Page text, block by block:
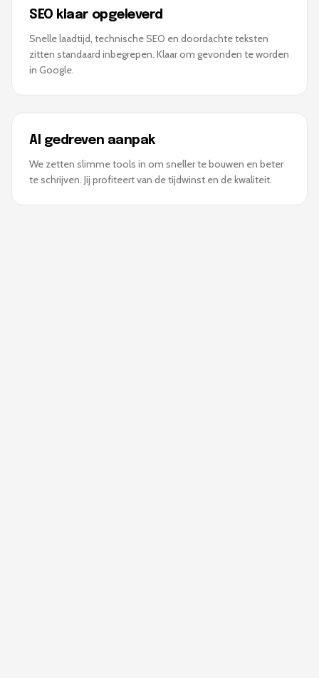
SEO klaar opgeleverd
Snelle laadtijd, technische SEO en doordachte teksten
zitten standaard inbegrepen. Klaar om gevonden te worden
in Google.
AI gedreven aanpak
We zetten slimme tools in om sneller te bouwen en beter
te schrijven. Jij profiteert van de tijdwinst en de kwaliteit.